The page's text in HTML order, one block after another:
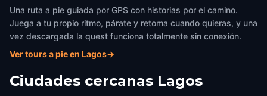
Una ruta a pie guiada por GPS con historias por el camino.
Juega a tu propio ritmo, párate y retoma cuando quieras, y una
vez descargada la quest funciona totalmente sin conexión.
Ver tours a pie en Lagos→
Ciudades cercanas Lagos